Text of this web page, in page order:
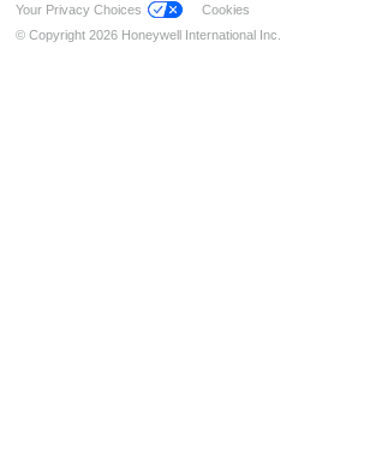
Your Privacy Choices
Cookies
© Copyright 2026 Honeywell International Inc.